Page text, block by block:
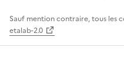
Sauf mention contraire, tous les
etalab-2.0